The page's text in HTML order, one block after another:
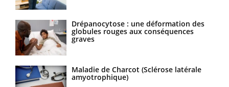
Drépanocytose : une déformation des
globules rouges aux conséquences
graves
Maladie de Charcot (Sclérose latérale
amyotrophique)